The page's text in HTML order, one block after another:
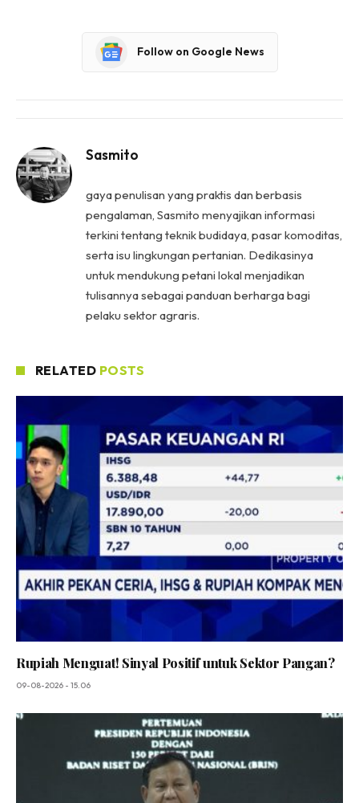
Follow on Google News
Sasmito
gaya penulisan yang praktis dan berbasis
pengalaman, Sasmito menyajikan informasi
terkini tentang teknik budidaya, pasar komoditas,
serta isu lingkungan pertanian. Dedikasinya
untuk mendukung petani lokal menjadikan
tulisannya sebagai panduan berharga bagi
pelaku sektor agraris.
RELATED POSTS
Rupiah Menguat! Sinyal Positif untuk Sektor Pangan?
09-08-2026 - 15.06